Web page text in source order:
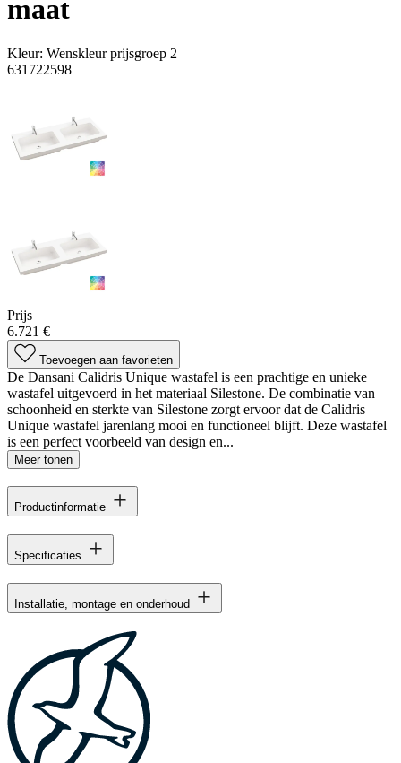
maat
Kleur: Wenskleur prijsgroep 2
631722598
Prijs
6.721 €
Toevoegen aan favorieten
De Dansani Calidris Unique wastafel is een prachtige en unieke
wastafel uitgevoerd in het materiaal Silestone. De combinatie van
schoonheid en sterkte van Silestone zorgt ervoor dat de Calidris
Unique wastafel jarenlang mooi en functioneel blijft. Deze wastafel
is een perfect voorbeeld van design en...
Meer tonen
Productinformatie
Specificaties
Installatie, montage en onderhoud